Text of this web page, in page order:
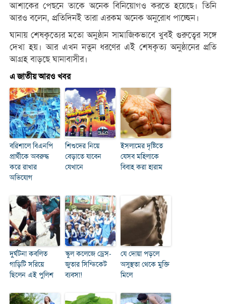
আশাকের পেছনে তাকে অনেক বিনিয়োগও করতে হয়েছে। তিনি
আরও বলেন, প্রতিদিনই তারা এরকম অনেক অনুরোধ পাচ্ছেন।
ঘানায় শেষকৃত্যের মতো অনুষ্ঠান সামাজিকভাবে খুবই গুরুত্বের সঙ্গে
দেখা হয়। আর এখন নতুন ধরণের এই শেষকৃত্য অনুষ্ঠানের প্রতি
আগ্রহ বাড়ছে ঘানাবাসীর।
এ জাতীয় আরও খবর
বরিশালে বিএনপি
প্রার্থীকে অবরুদ্ধ
করে রাখার
অভিযোগ
শিশুদের নিয়ে
বেড়াতে যাবেন
যেখানে
ইসলামের দৃষ্টিতে
যেসব মহিলাকে
বিবাহ করা হারাম
দুর্ঘটনা কবলিত
গাড়িটি সরিয়ে
ছিলেন এই পুলিশ
স্কুল কলেজে ড্রেস-
জুতার সিন্ডিকেট
ব্যবসা!
যে দোয়া পড়লে
অসুস্থতা থেকে মুক্তি
মিলে